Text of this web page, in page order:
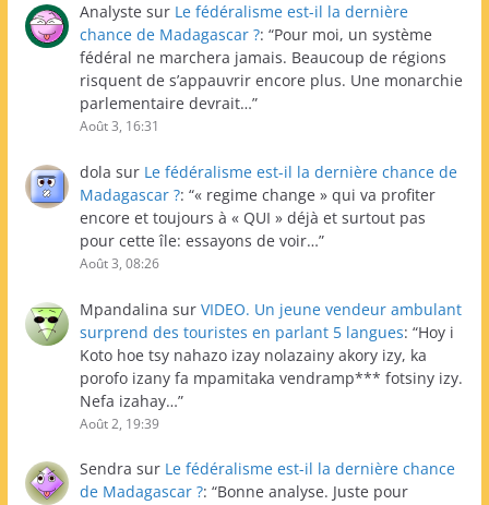
Analyste sur Le fédéralisme est-il la dernière
chance de Madagascar ?: “Pour moi, un système
fédéral ne marchera jamais. Beaucoup de régions
risquent de s’appauvrir encore plus. Une monarchie
parlementaire devrait…”
Août 3, 16:31
dola sur Le fédéralisme est-il la dernière chance de
Madagascar ?: “« regime change » qui va profiter
encore et toujours à « QUI » déjà et surtout pas
pour cette île: essayons de voir…”
Août 3, 08:26
Mpandalina sur VIDEO. Un jeune vendeur ambulant
surprend des touristes en parlant 5 langues: “Hoy i
Koto hoe tsy nahazo izay nolazainy akory izy, ka
porofo izany fa mpamitaka vendramp*** fotsiny izy.
Nefa izahay…”
Août 2, 19:39
Sendra sur Le fédéralisme est-il la dernière chance
de Madagascar ?: “Bonne analyse. Juste pour